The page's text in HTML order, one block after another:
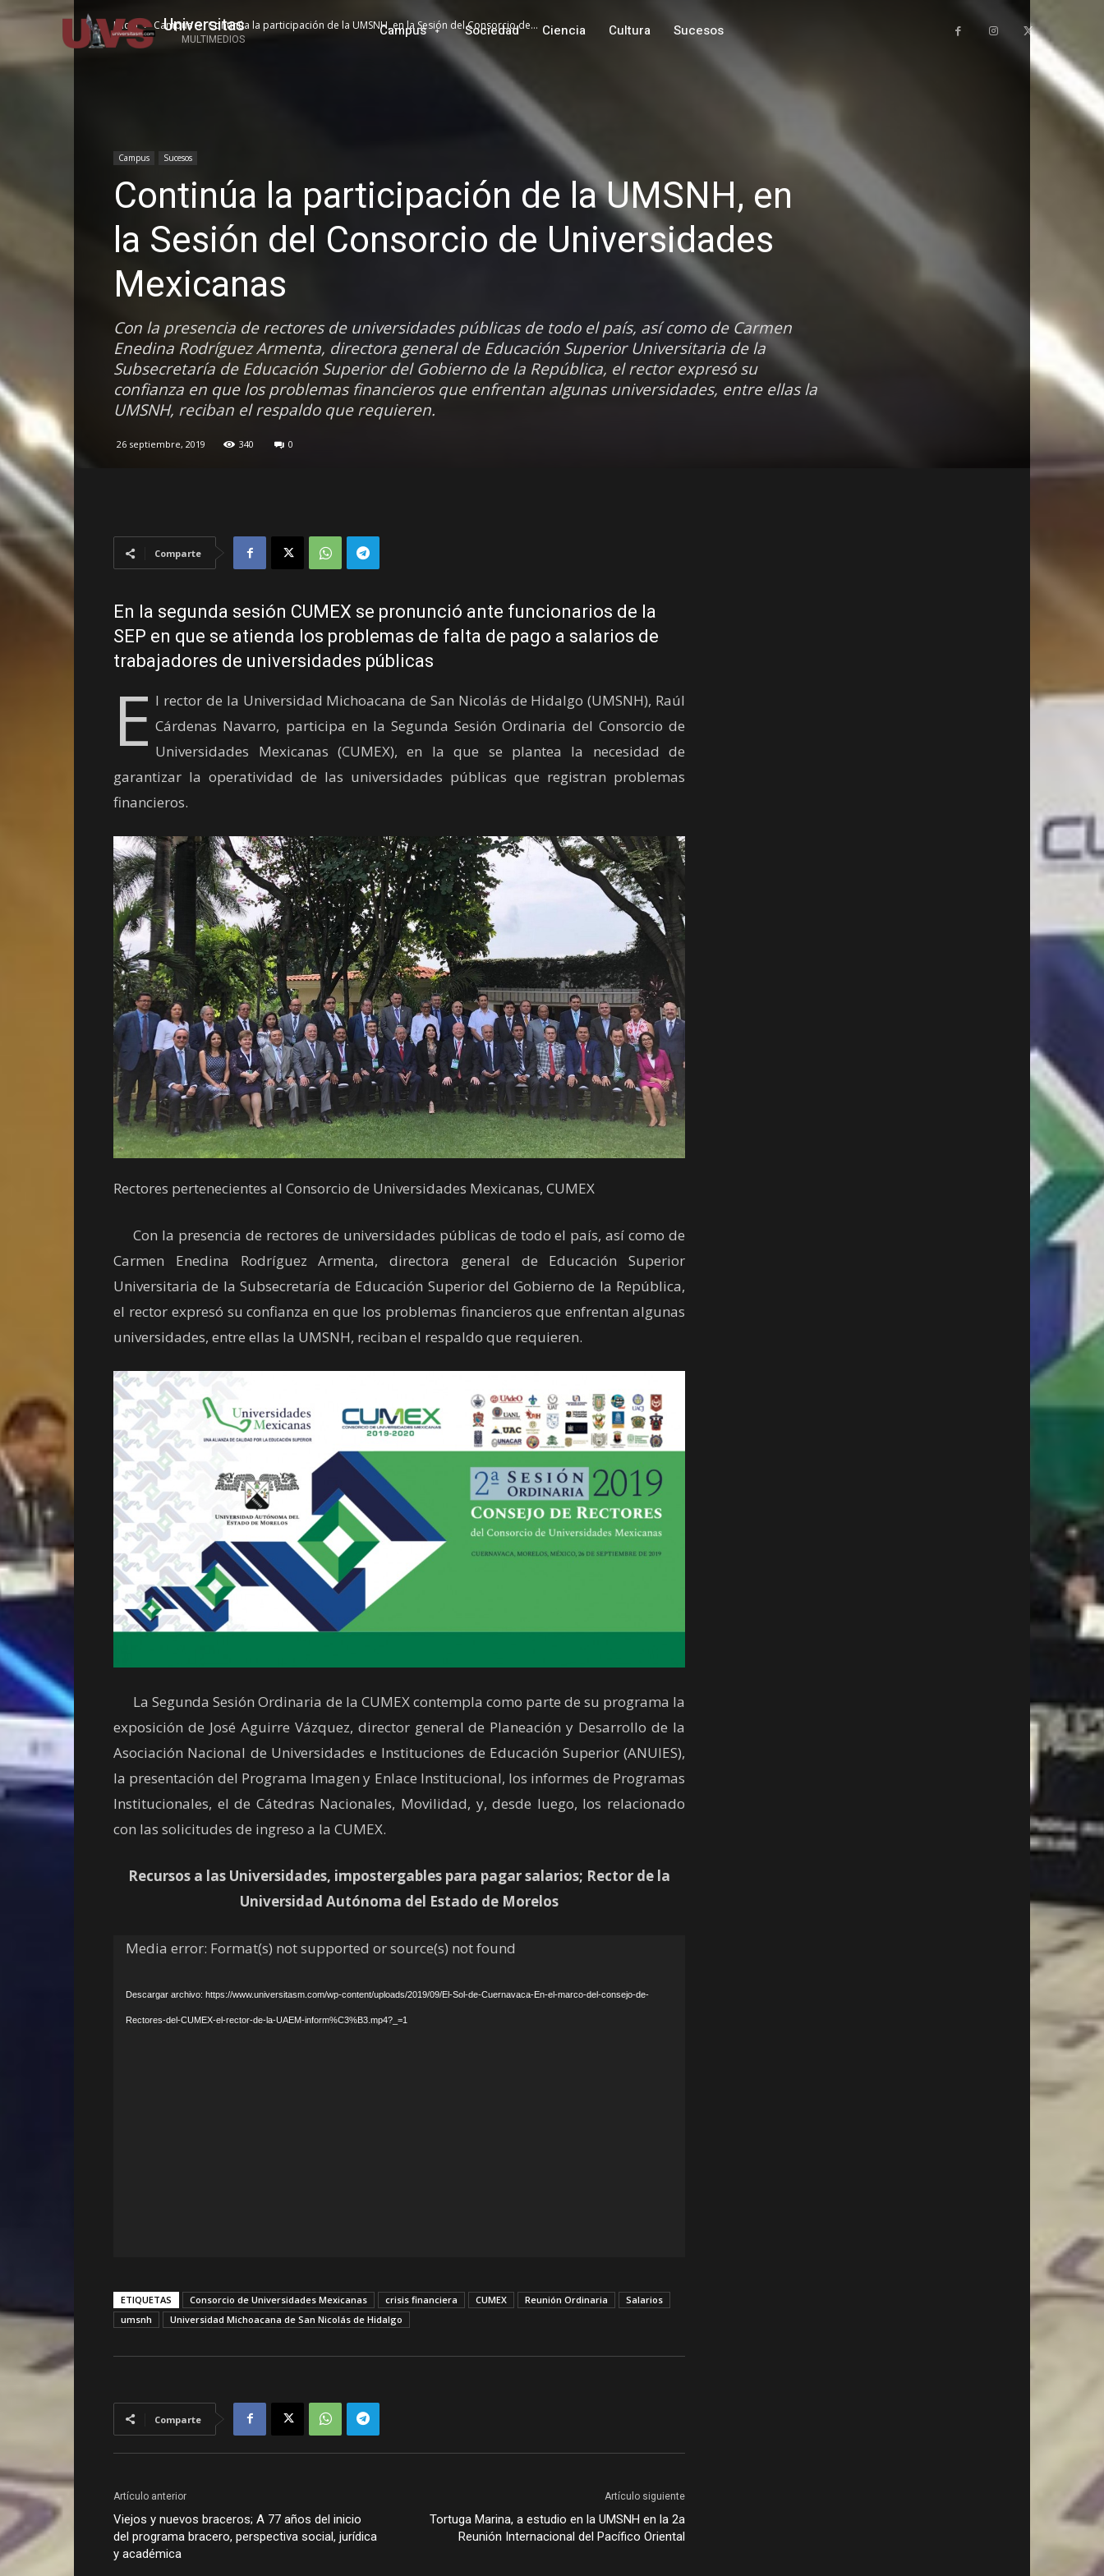
Universitas
MULTIMEDIOS
Campus Sociedad Ciencia Cultura Sucesos
Inicio Campus Continúa la participación de la UMSNH, en la Sesión del Consorcio de...
Campus Sucesos
Continúa la participación de la UMSNH, en
la Sesión del Consorcio de Universidades
Mexicanas
Con la presencia de rectores de universidades públicas de todo el país, así como de Carmen
Enedina Rodríguez Armenta, directora general de Educación Superior Universitaria de la
Subsecretaría de Educación Superior del Gobierno de la República, el rector expresó su
confianza en que los problemas financieros que enfrentan algunas universidades, entre ellas la
UMSNH, reciban el respaldo que requieren.
26 septiembre, 2019 340 0
Comparte
En la segunda sesión CUMEX se pronunció ante funcionarios de la
SEP en que se atienda los problemas de falta de pago a salarios de
trabajadores de universidades públicas
E l rector de la Universidad Michoacana de San Nicolás de Hidalgo (UMSNH), Raúl
Cárdenas Navarro, participa en la Segunda Sesión Ordinaria del Consorcio de
Universidades Mexicanas (CUMEX), en la que se plantea la necesidad de
garantizar la operatividad de las universidades públicas que registran problemas
financieros.
Rectores pertenecientes al Consorcio de Universidades Mexicanas, CUMEX
Con la presencia de rectores de universidades públicas de todo el país, así como de
Carmen Enedina Rodríguez Armenta, directora general de Educación Superior
Universitaria de la Subsecretaría de Educación Superior del Gobierno de la República,
el rector expresó su confianza en que los problemas financieros que enfrentan algunas
universidades, entre ellas la UMSNH, reciban el respaldo que requieren.
La Segunda Sesión Ordinaria de la CUMEX contempla como parte de su programa la
exposición de José Aguirre Vázquez, director general de Planeación y Desarrollo de la
Asociación Nacional de Universidades e Instituciones de Educación Superior (ANUIES),
la presentación del Programa Imagen y Enlace Institucional, los informes de Programas
Institucionales, el de Cátedras Nacionales, Movilidad, y, desde luego, los relacionado
con las solicitudes de ingreso a la CUMEX.
Recursos a las Universidades, impostergables para pagar salarios; Rector de la
Universidad Autónoma del Estado de Morelos
Reproductor
vídeo
Media error: Format(s) not supported or source(s) not found
Descargar archivo: https://www.universitasm.com/wp-content/uploads/2019/09/El-Sol-de-Cuernavaca-En-el-marco-del-consejo-de-
Rectores-del-CUMEX-el-rector-de-la-UAEM-inform%C3%B3.mp4?_=1
ETIQUETAS Consorcio de Universidades Mexicanas crisis financiera CUMEX Reunión Ordinaria
Salarios
umsnh
Universidad Michoacana de San Nicolás de Hidalgo
Comparte
Artículo anterior
Viejos y nuevos braceros; A 77 años del inicio
del programa bracero, perspectiva social, jurídica
y académica
Artículo siguiente
Tortuga Marina, a estudio en la UMSNH en la 2a
Reunión Internacional del Pacífico Oriental